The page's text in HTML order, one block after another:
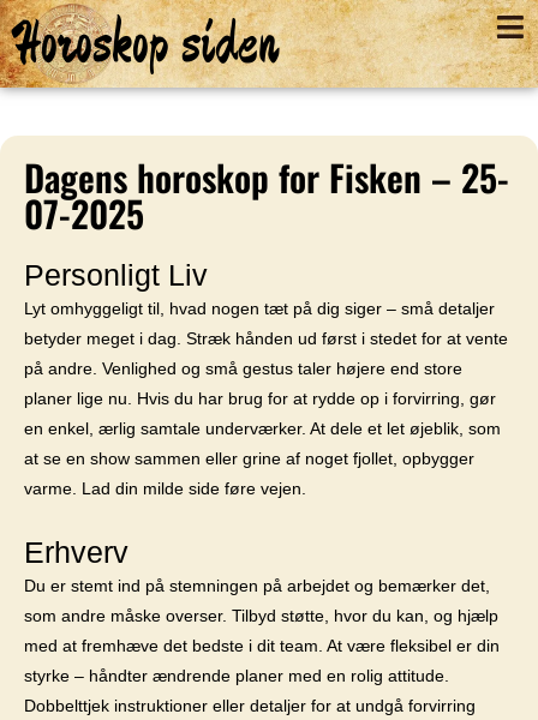
Horoskop siden
Dagens horoskop for Fisken – 25-
07-2025
Personligt Liv
Lyt omhyggeligt til, hvad nogen tæt på dig siger – små detaljer
betyder meget i dag. Stræk hånden ud først i stedet for at vente
på andre. Venlighed og små gestus taler højere end store
planer lige nu. Hvis du har brug for at rydde op i forvirring, gør
en enkel, ærlig samtale underværker. At dele et let øjeblik, som
at se en show sammen eller grine af noget fjollet, opbygger
varme. Lad din milde side føre vejen.
Erhverv
Du er stemt ind på stemningen på arbejdet og bemærker det,
som andre måske overser. Tilbyd støtte, hvor du kan, og hjælp
med at fremhæve det bedste i dit team. At være fleksibel er din
styrke – håndter ændrende planer med en rolig attitude.
Dobbelttjek instruktioner eller detaljer for at undgå forvirring